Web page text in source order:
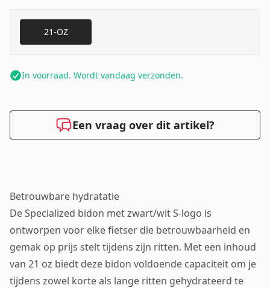
21-OZ
In voorraad. Wordt vandaag verzonden.
Een vraag over dit artikel?
Betrouwbare hydratatie
De Specialized bidon met zwart/wit S-logo is
ontworpen voor elke fietser die betrouwbaarheid en
gemak op prijs stelt tijdens zijn ritten. Met een inhoud
van 21 oz biedt deze bidon voldoende capaciteit om je
tijdens zowel korte als lange ritten gehydrateerd te